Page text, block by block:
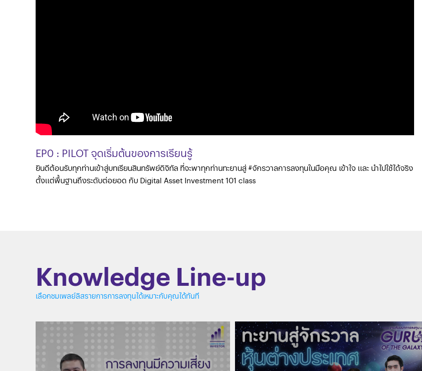
EP0 : PILOT จุดเริ่มต้นของการเรียนรู้
ยินดีต้อนรับทุกท่านเข้าสู่บทเรียนสินทรัพย์ดิจิทัล ที่จะพาทุกท่านทะยานสู่ #จักรวาลการลงทุนในมือคุณ เข้าใจ และ นำไปใช้ได้จริง
ตั้งแต่พื้นฐานถึงระดับต่อยอด กับ Digital Asset Investment 101 class
Knowledge Line-up
เลือกชมเพลย์ลิสรายการการลงทุนได้เหมาะกับคุณได้ทันที